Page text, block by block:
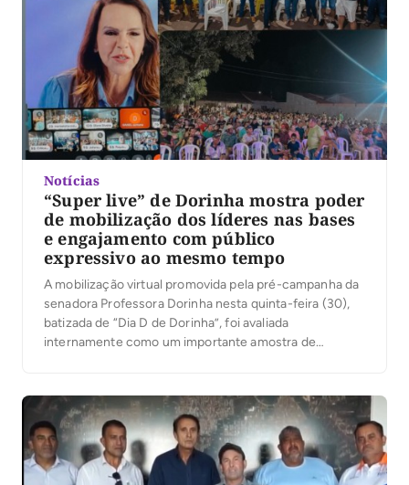
Notícias
“Super live” de Dorinha mostra poder
de mobilização dos líderes nas bases
e engajamento com público
expressivo ao mesmo tempo
A mobilização virtual promovida pela pré-campanha da
senadora Professora Dorinha nesta quinta-feira (30),
batizada de “Dia D de Dorinha”, foi avaliada
internamente como um importante amostra de
marcada para o próximo dia 5 de agosto. Conforme
apurou a Gazeta junto […]